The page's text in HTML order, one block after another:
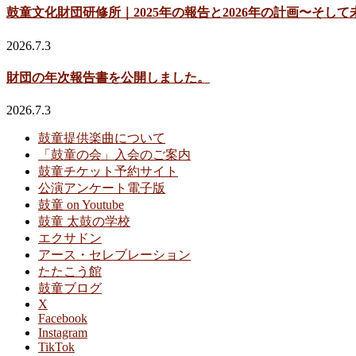
鼓童文化財団研修所｜2025年の報告と2026年の計画〜そして
2026.7.3
財団の年次報告書を公開しました。
2026.7.3
鼓童提供楽曲について
「鼓童の会」入会のご案内
鼓童チケット予約サイト
公演アンケート電子版
鼓童 on Youtube
鼓童 太鼓の学校
エクサドン
アース・セレブレーション
たたこう館
鼓童ブログ
X
Facebook
Instagram
TikTok